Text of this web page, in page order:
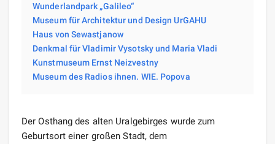
Wunderlandpark „Galileo“
Museum für Architektur und Design UrGAHU
Haus von Sewastjanow
Denkmal für Vladimir Vysotsky und Maria Vladi
Kunstmuseum Ernst Neizvestny
Museum des Radios ihnen. WIE. Popova
Der Osthang des alten Uralgebirges wurde zum
Geburtsort einer großen Stadt, dem